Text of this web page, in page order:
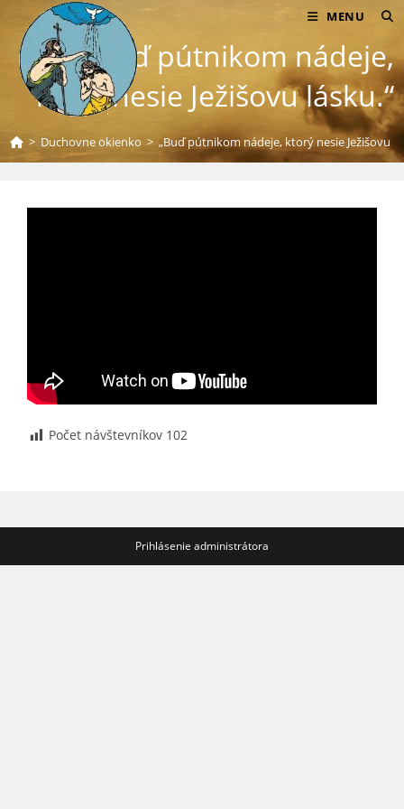
content
MENU
„Buď pútnikom nádeje,
ktorý nesie Ježišovu lásku.“
> Duchovne okienko > „Buď pútnikom nádeje, ktorý nesie Ježišovu
Počet návštevníkov 102
Prihlásenie administrátora